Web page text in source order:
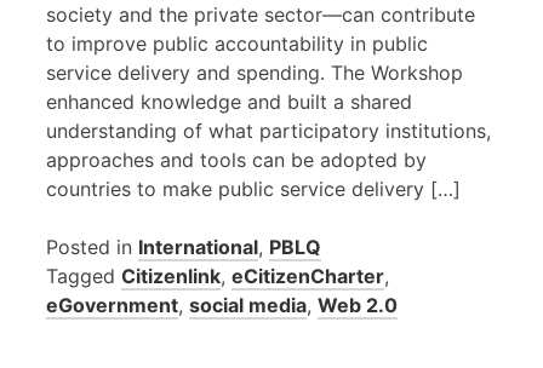
society and the private sector—can contribute
to improve public accountability in public
service delivery and spending. The Workshop
enhanced knowledge and built a shared
understanding of what participatory institutions,
approaches and tools can be adopted by
countries to make public service delivery […]
Posted in International, PBLQ
Tagged Citizenlink, eCitizenCharter,
eGovernment, social media, Web 2.0